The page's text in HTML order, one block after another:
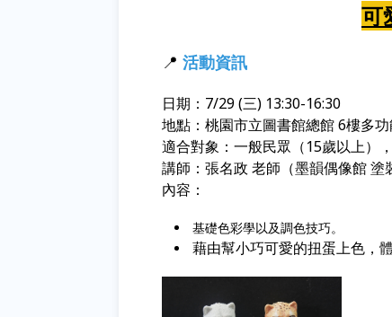
可
📍 活動資訊
日期：7/29 (三) 13:30-16:30
地點：桃園市立圖書館總館 6樓多
適合對象：一般民眾（15歲以上）
講師：張名政 老師（墨韻偶像館 塗
內容：
基礎色彩學以及調色技巧。
藉由幫小巧可愛的扭蛋上色，